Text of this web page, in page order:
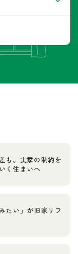
も。実家の制約を
く住まいへ
たい」が旧家リフ